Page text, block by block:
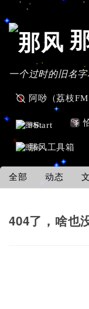
一个过时的旧名
阿唦（荔枝
#Start
那风工具箱
全部 动态
404了，啥也